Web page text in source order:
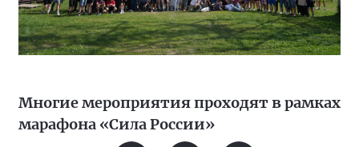
Многие мероприятия проходят в рамках
марафона «Сила России»